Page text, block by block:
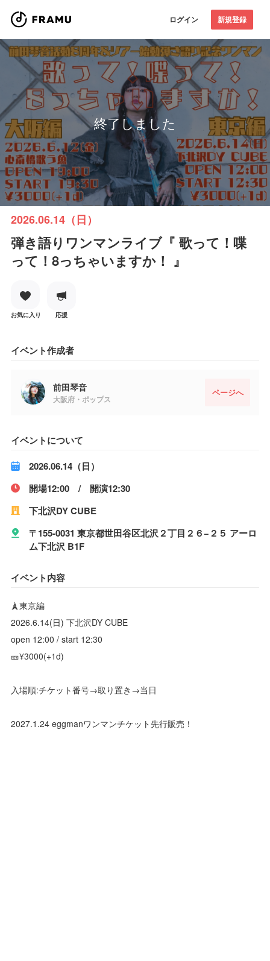
ログイン 新規登録
終了しました
2026.06.14（日）
弾き語りワンマンライブ『 歌って！喋
って！8っちゃいますか！ 』
お気に入り 応援
イベント作成者
前田琴音
大阪府・ポップス
ページへ
イベントについて
2026.06.14（日）
開場12:00 / 開演12:30
下北沢DY CUBE
〒155-0031 東京都世田谷区北沢２丁目２６−２５ アーロ
ム下北沢 B1F
イベント内容
🗼東京編
2026.6.14(日) 下北沢DY CUBE
open 12:00 / start 12:30
🎫¥3000(+1d)
入場順:チケット番号→取り置き→当日
2027.1.24 eggmanワンマンチケット先行販売！